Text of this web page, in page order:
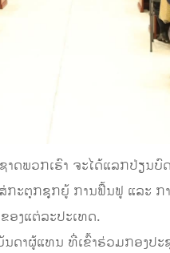
ວກເຮົາ ຈະໄດ້ແລກປ່ຽນບົ
ະຕຸກຊຸກຍູ້ ການຟື້ນຟູ ແລະ ກ
ອງແຕ່ລະປະເທດ.
ທນ ທີ່ເຂົ້າຮ່ວມກອງປະຊຸມ